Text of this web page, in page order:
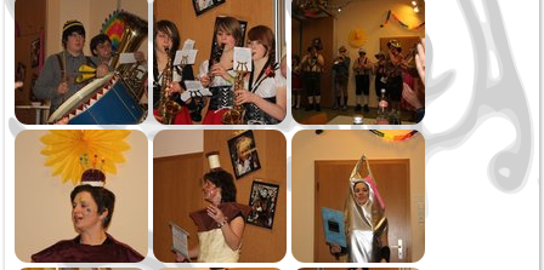
Oktoberfest Samstag
Saukirbe Göllsdorf
Stadtfest Rottweil
Jahreskonzert
Generalversammlung
Fasnetssonntag
2021
Weihnachtsspielen